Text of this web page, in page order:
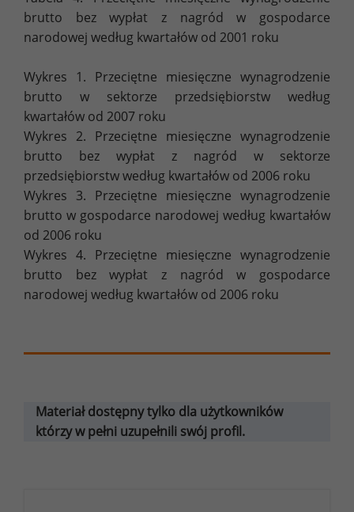
brutto bez wypłat z nagród w gospodarce
narodowej według kwartałów od 2001 roku
Wykres 1. Przeciętne miesięczne wynagrodzenie
brutto w sektorze przedsiębiorstw według
kwartałów od 2007 roku
Wykres 2. Przeciętne miesięczne wynagrodzenie
brutto bez wypłat z nagród w sektorze
przedsiębiorstw według kwartałów od 2006 roku
Wykres 3. Przeciętne miesięczne wynagrodzenie
brutto w gospodarce narodowej według kwartałów
od 2006 roku
Wykres 4. Przeciętne miesięczne wynagrodzenie
brutto bez wypłat z nagród w gospodarce
narodowej według kwartałów od 2006 roku
Materiał dostępny tylko dla użytkowników
którzy w pełni uzupełnili swój profil.